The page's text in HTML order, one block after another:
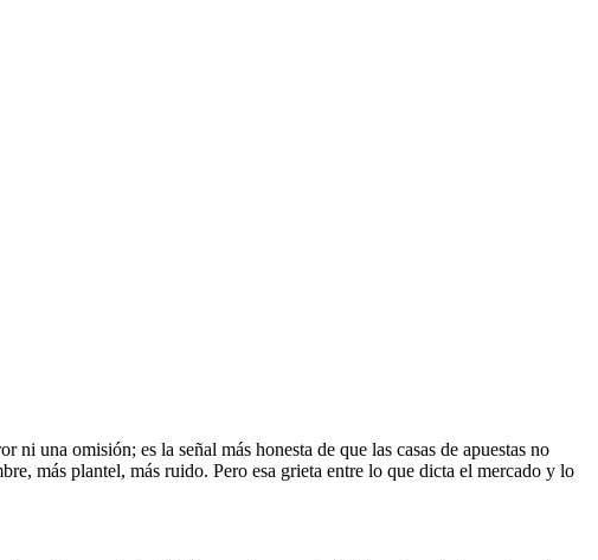
una omisión; es la señal más honesta de que las casas de apuestas no
más plantel, más ruido. Pero esa grieta entre lo que dicta el mercado y lo